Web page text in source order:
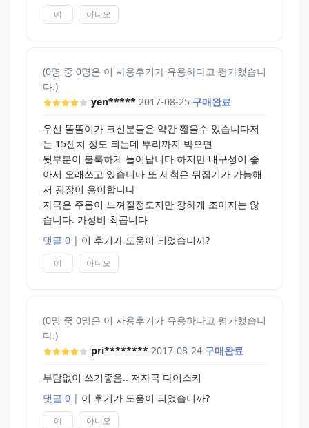
발사할 때 느껴지는 감촉또한 우수한 편이네요
다른제품과 같이 워머를 사용한다면... ㅎㅎ....
예 아니오
(0명 중 0명은 이 사용후기가 유용하다고 평가했습니
다.)
yen***** 2017-08-25 구매완료
우선 똘똘이가 크신분들은 약간 짧을수 있습니다저
는 15센치 정도 되는데 뿌리까지 박으면
뒷부분이 불룩하게 늘어납니다 하지만 내구성이 좋
아서 오래쓰고 있습니다 또 세척은 뒤집기가 가능해
서 굉장이 용이합니다
자극은 주름이 느껴질정도지만 강하게 조이지는 않
습니다. 가성비 최곱니다
댓글 0 | 이 후기가 도움이 되었습니까?
예 아니오
(0명 중 0명은 이 사용후기가 유용하다고 평가했습니
다.)
pri******** 2017-08-24 구매완료
부담없이 쓰기좋음.. 저자극 다이스키
댓글 0 | 이 후기가 도움이 되었습니까?
예 아니오